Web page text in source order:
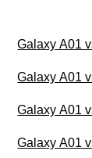
Galaxy A01
Galaxy A01
Galaxy A01
Galaxy A01